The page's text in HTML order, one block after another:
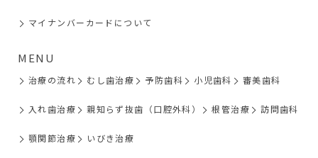
マイナンバーカードについて
MENU
治療の流れ むし歯治療 予防歯科 小児歯科 審美歯科
入れ歯治療 親知らず抜歯（口腔外科） 根管治療 訪問歯科
顎関節治療 いびき治療